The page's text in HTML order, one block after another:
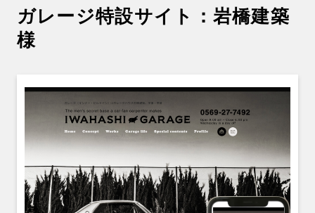
ガレージ特設サイト：岩橋建築
様